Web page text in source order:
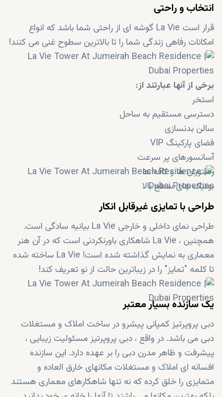
انتخاب و راحتی
قرار است La Vie گوشه ای از راحتی شما باشد که انواع
امکانات رفاهی زندگی شما را تا بالاترین سطوح غنی می کنند!
برخی از آنها عبارتند از:
استخر
دسترسی مستقیم به ساحل
سالن بدنسازی
فضای پارکینگ VIP
آسانسورهای پر سرعت
رستوران ها و کافه ها
بوتیک های سطح بالا
طراحی با تمایزی غیرقابل انکار
طراحی نمای داخلی و خارجی La Vie بیانیه سادگی است.
همچنین ، La Vie شاهکاری باورنکردنی است که در آن هنر
معماری به نمایش گذاشته شده است! La Vie ساخته شده
تا کلمه "تمایز" را در زیباترین حالت از نو تعریف کند!
یک سازنده بسیار معتبر
دبی پروپرتیز کمپانی پیشرو در ساخت املاک و مستغلات
دبی می باشد. در واقع ، دبی پروپرتیز مسئولیت زیبایی ،
پیشرفت و ظاهر مدرن دبی را بر عهده دارد. این سازنده
افسانه ای املاک و مستغلات مکانهای خارق العاده و
متمایزی را خلق کرده که نه تنها شاهکارهای معماری هستند